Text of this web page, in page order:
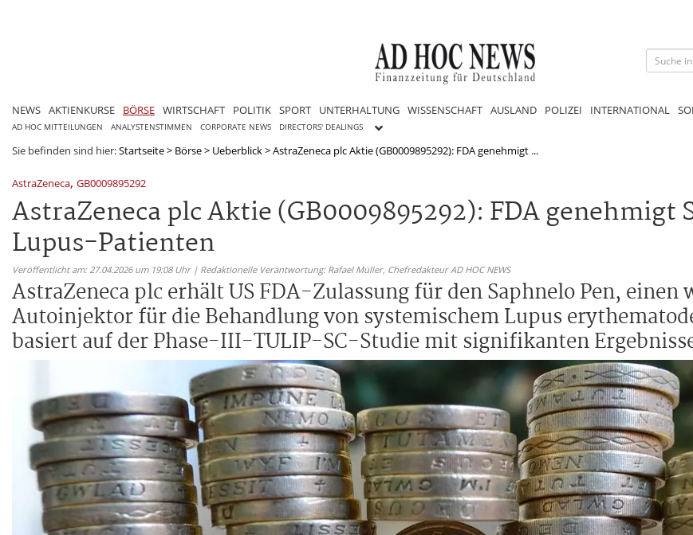
NEWS AKTIENKURSE BÖRSE WIRTSCHAFT POLITIK SPORT UNTERHALTUNG WISSENSCHAFT AUSLAND POLIZEI INTERNATIONAL
AD HOC MITTEILUNGEN ANALYSTENSTIMMEN CORPORATE NEWS DIRECTORS' DEALINGS
Sie befinden sind hier:Startseite> Börse> Ueberblick>AstraZeneca plc Aktie (GB0009895292): FDA genehmigt ...
AstraZeneca, GB0009895292
AstraZeneca plc Aktie (GB0009895292): FDA genehmigt
Lupus-Patienten
Veröffentlicht am: 27.04.2026 um 19:08 Uhr | Redaktionelle Verantwortung: Rafael Müller, Chefredakteur AD HOC NEWS
AstraZeneca plc erhält US FDA-Zulassung für den Saphnelo Pen, einen
Autoinjektor für die Behandlung von systemischem Lupus
basiert auf der Phase-III-TULIP-SC-Studie mit signifikanten